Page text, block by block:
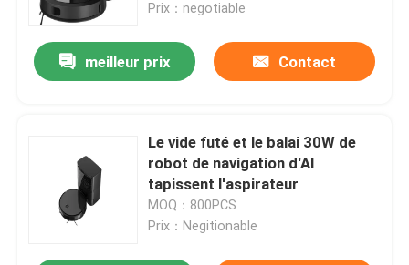
Demandez une citation
aspirateur de robot
Laveur de vitres de robot
Prix：negotiable
meilleur prix Contact
Le vide futé et le balai 30W de
robot de navigation d'AI
tapissent l'aspirateur
MOQ：800PCS
Prix：Negitionable